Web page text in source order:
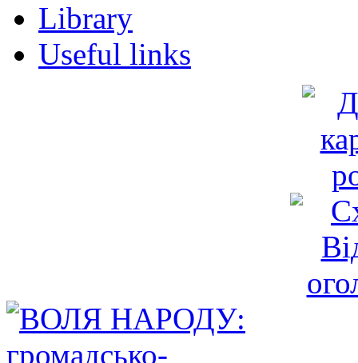
Library
Useful links